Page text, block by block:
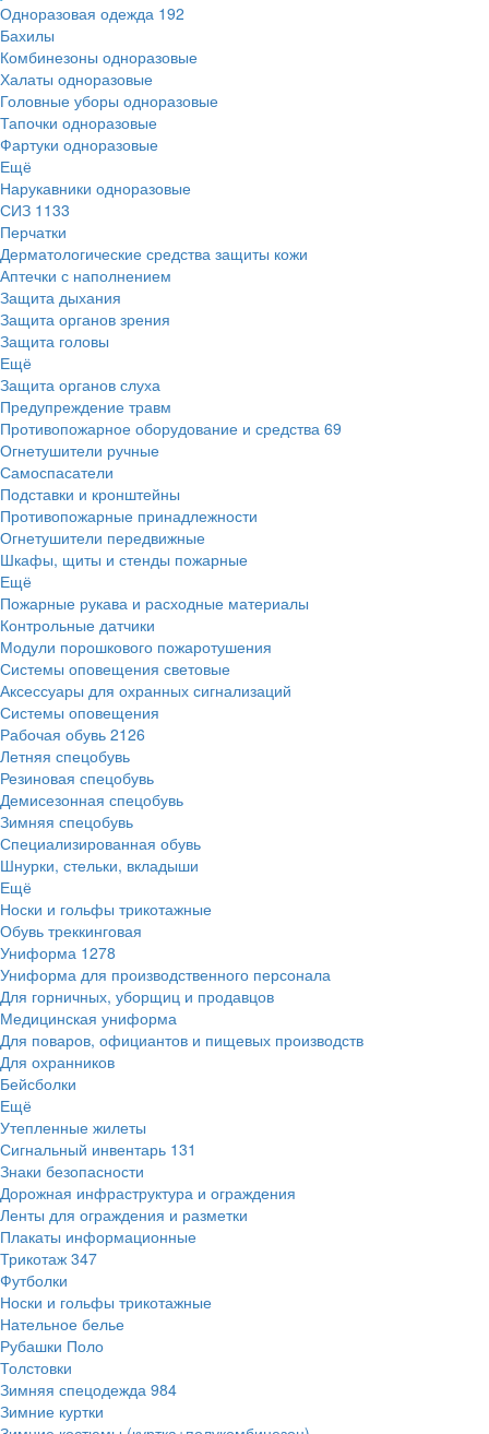
Одноразовая одежда 192
Бахилы
Комбинезоны одноразовые
Халаты одноразовые
Головные уборы одноразовые
Тапочки одноразовые
Фартуки одноразовые
Ещё
Нарукавники одноразовые
СИЗ 1133
Перчатки
Дерматологические средства защиты кожи
Аптечки с наполнением
Защита дыхания
Защита органов зрения
Защита головы
Ещё
Защита органов слуха
Предупреждение травм
Противопожарное оборудование и средства 69
Огнетушители ручные
Самоспасатели
Подставки и кронштейны
Противопожарные принадлежности
Огнетушители передвижные
Шкафы, щиты и стенды пожарные
Ещё
Пожарные рукава и расходные материалы
Контрольные датчики
Модули порошкового пожаротушения
Системы оповещения световые
Аксессуары для охранных сигнализаций
Системы оповещения
Рабочая обувь 2126
Летняя спецобувь
Резиновая спецобувь
Демисезонная спецобувь
Зимняя спецобувь
Специализированная обувь
Шнурки, стельки, вкладыши
Ещё
Носки и гольфы трикотажные
Обувь треккинговая
Униформа 1278
Униформа для производственного персонала
Для горничных, уборщиц и продавцов
Медицинская униформа
Для поваров, официантов и пищевых производств
Для охранников
Бейсболки
Ещё
Утепленные жилеты
Сигнальный инвентарь 131
Знаки безопасности
Дорожная инфраструктура и ограждения
Ленты для ограждения и разметки
Плакаты информационные
Трикотаж 347
Футболки
Носки и гольфы трикотажные
Нательное белье
Рубашки Поло
Толстовки
Зимняя спецодежда 984
Зимние куртки